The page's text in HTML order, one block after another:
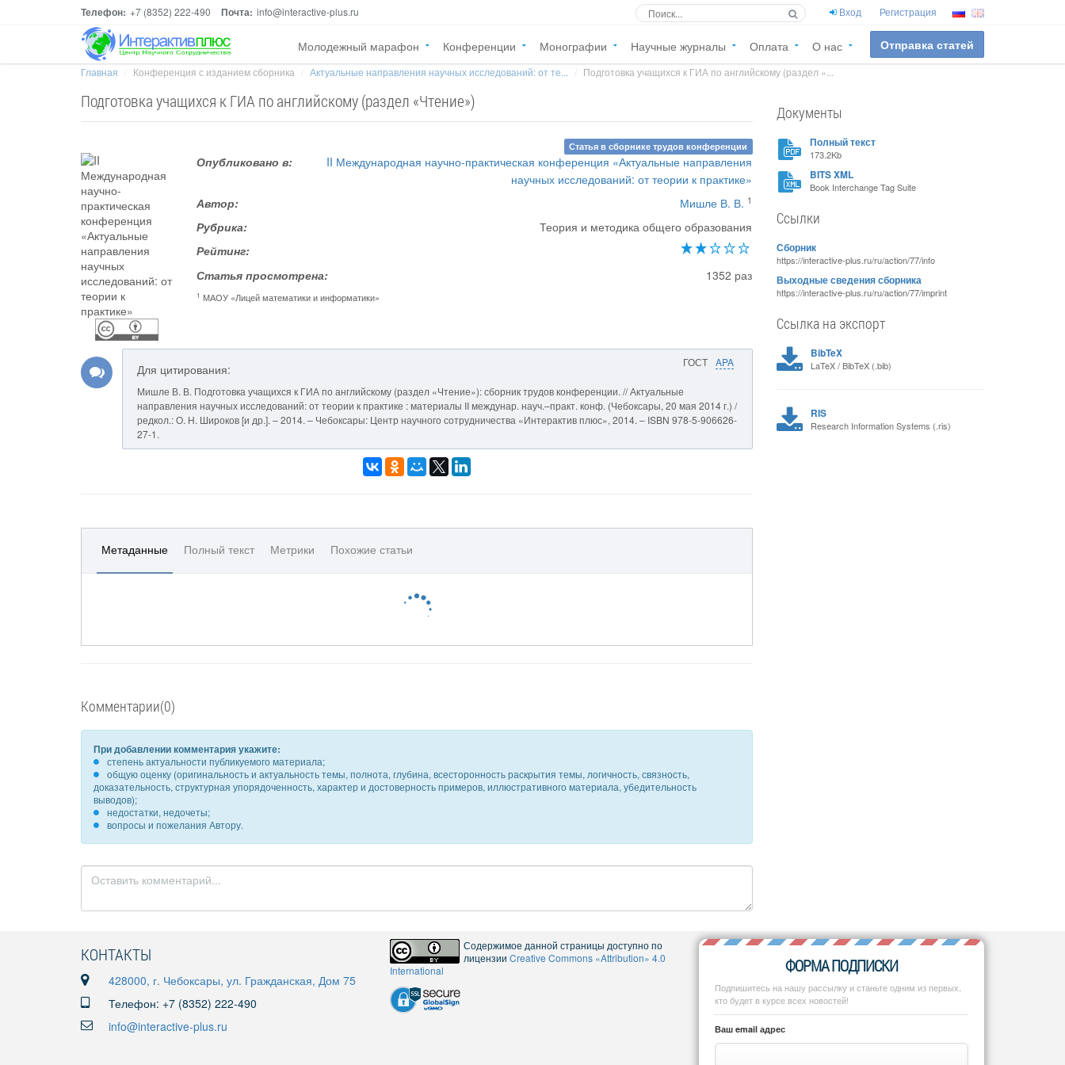
Телефон: +7 (8352) 222-490 Почта: info@interactive-plus.ru Вход Регистрация
Молодежный марафон Конференции Монографии Научные журналы Оплата О нас Отправка статей
Главная Конференция с изданием сборника Актуальные направления научных исследований: от те... Подготовка учащихся к ГИА по английскому (раздел «...
Подготовка учащихся к ГИА по английскому (раздел «Чтение»)
Статья в сборнике трудов конференции
Опубликовано в:
II Международная научно-практическая конференция «Актуальные направления
научных исследований: от теории к практике»
Автор:
Мишле В. В. 1
Рубрика:
Теория и методика общего образования
Рейтинг:
Статья просмотрена:
1352 раз
1 МАОУ «Лицей математики и информатики»
ГОСТ APA
Для цитирования:
Мишле В. В. Подготовка учащихся к ГИА по английскому (раздел «Чтение»): сборник трудов конференции. // Актуальные
направления научных исследований: от теории к практике : материалы II междунар. науч.–практ. конф. (Чебоксары, 20 мая 2014 г.) /
редкол.: О. Н. Широков [и др.]. – 2014. – Чебоксары: Центр научного сотрудничества «Интерактив плюс», 2014. – ISBN 978-5-906626-
27-1.
Метаданные Полный текст Метрики Похожие статьи
Комментарии(0)
При добавлении комментария укажите:
степень актуальности публикуемого материала;
общую оценку (оригинальность и актуальность темы, полнота, глубина, всесторонность раскрытия темы, логичность, связность,
доказательность, структурная упорядоченность, характер и достоверность примеров, иллюстративного материала, убедительность
выводов);
недостатки, недочеты;
вопросы и пожелания Автору.
Документы
Полный текст
173.2Kb
BITS XML
Book Interchange Tag Suite
Ссылки
Сборник
https://interactive-plus.ru/ru/action/77/info
Выходные сведения сборника
https://interactive-plus.ru/ru/action/77/imprint
Ссылка на экспорт
BibTeX
LaTeX / BibTeX (.bib)
RIS
Research Information Systems (.ris)
КОНТАКТЫ
428000, г. Чебоксары, ул. Гражданская, Дом 75
Телефон: +7 (8352) 222-490
info@interactive-plus.ru
Содержимое данной страницы доступно по
лицензии Creative Commons «Attribution» 4.0
International
ФОРМА ПОДПИСКИ
Подпишитесь на нашу рассылку и станьте одним из первых,
кто будет в курсе всех новостей!
Ваш email адрес